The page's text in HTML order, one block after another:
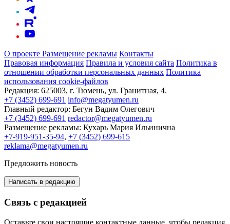
О проекте Размещение рекламы Контакты
Правовая информация Правила и условия сайта Политика в
отношении обработки персональных данных Политика
использования cookie-файлов
Редакция: 625003, г. Тюмень, ул. Гранитная, 4.
+7 (3452) 699-691 info@megatyumen.ru
Главный редактор: Бегун Вадим Олегович
+7 (3452) 699-691 redactor@megatyumen.ru
Размещение рекламы: Кухарь Мария Ильинична
+7-919-951-35-94, +7 (3452) 699-615
reklama@megatyumen.ru
Предложить новость
Написать в редакцию
Связь с редакцией
Оставьте свои настоящие контактные данные, чтобы редакция